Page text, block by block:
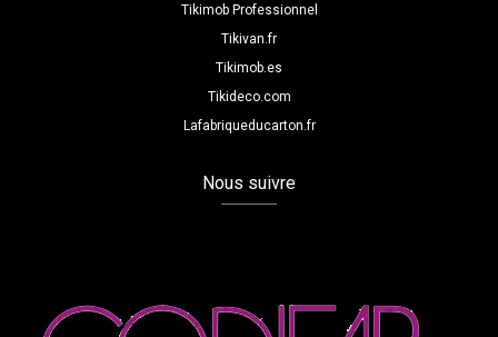
Tikimob Professionnel
Tikivan.fr
Tikimob.es
Tikideco.com
Lafabriqueducarton.fr
Nous suivre